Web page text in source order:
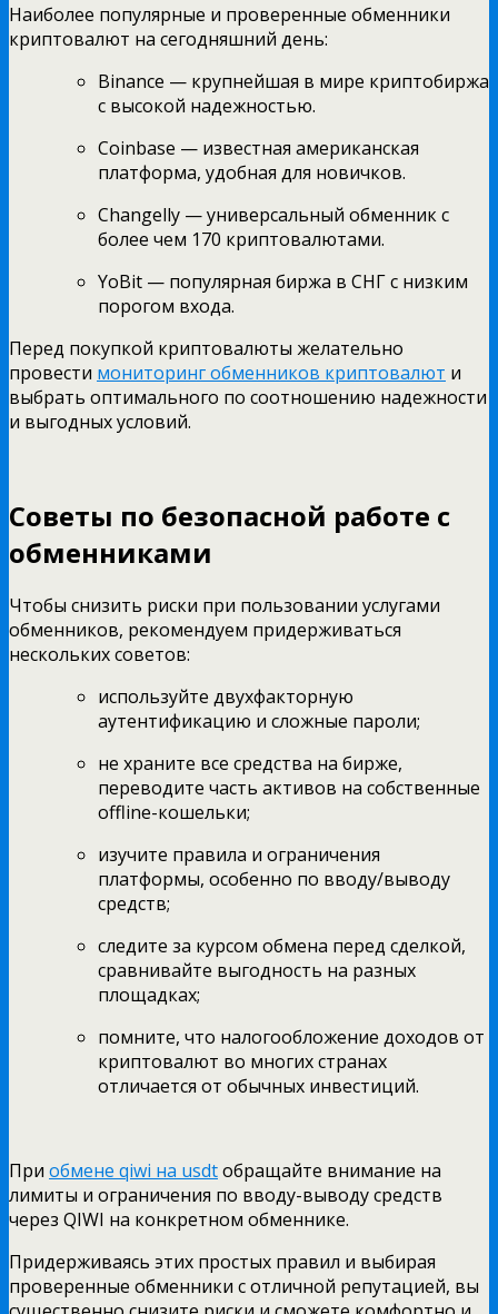
Наиболее популярные и проверенные обменники
криптовалют на сегодняшний день:
Binance — крупнейшая в мире криптобиржа
с высокой надежностью.
Coinbase — известная американская
платформа, удобная для новичков.
Changelly — универсальный обменник с
более чем 170 криптовалютами.
YoBit — популярная биржа в СНГ с низким
порогом входа.
Перед покупкой криптовалюты желательно
провести мониторинг обменников криптовалют и
выбрать оптимального по соотношению надежности
и выгодных условий.
Советы по безопасной работе с
обменниками
Чтобы снизить риски при пользовании услугами
обменников, рекомендуем придерживаться
нескольких советов:
используйте двухфакторную
аутентификацию и сложные пароли;
не храните все средства на бирже,
переводите часть активов на собственные
offline-кошельки;
изучите правила и ограничения
платформы, особенно по вводу/выводу
средств;
следите за курсом обмена перед сделкой,
сравнивайте выгодность на разных
площадках;
помните, что налогообложение доходов от
криптовалют во многих странах
отличается от обычных инвестиций.
При обмене qiwi на usdtобращайте внимание на
лимиты и ограничения по вводу-выводу средств
через QIWI на конкретном обменнике.
Придерживаясь этих простых правил и выбирая
проверенные обменники с отличной репутацией, вы